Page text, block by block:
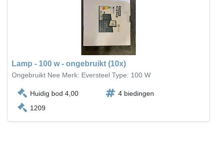
Lamp - 100 w - ongebruikt (10x)
Ongebruikt Nee Merk: Eversteel Type: 100 W
Huidig bod 4,00
4 biedingen
1209